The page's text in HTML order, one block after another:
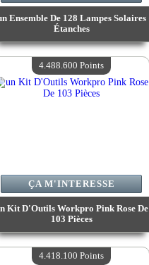
Ensemble De 128 Lampes Solaires
Étanches
Valeur :4 548 100 Points
Quantité Disponible :4
Kit D'Outils Workpro Pink Rose De
103 Pièces
Valeur :4 488 600 Points
Quantité Disponible :4
ÇA M'INTERESSE
4.488.600 Points
4.418.100 Points